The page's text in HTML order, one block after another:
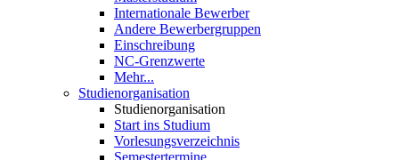
Internationale Bewerber
Andere Bewerbergruppen
Einschreibung
NC-Grenzwerte
Mehr...
Studienorganisation
Studienorganisation
Start ins Studium
Vorlesungsverzeichnis
Semestertermine